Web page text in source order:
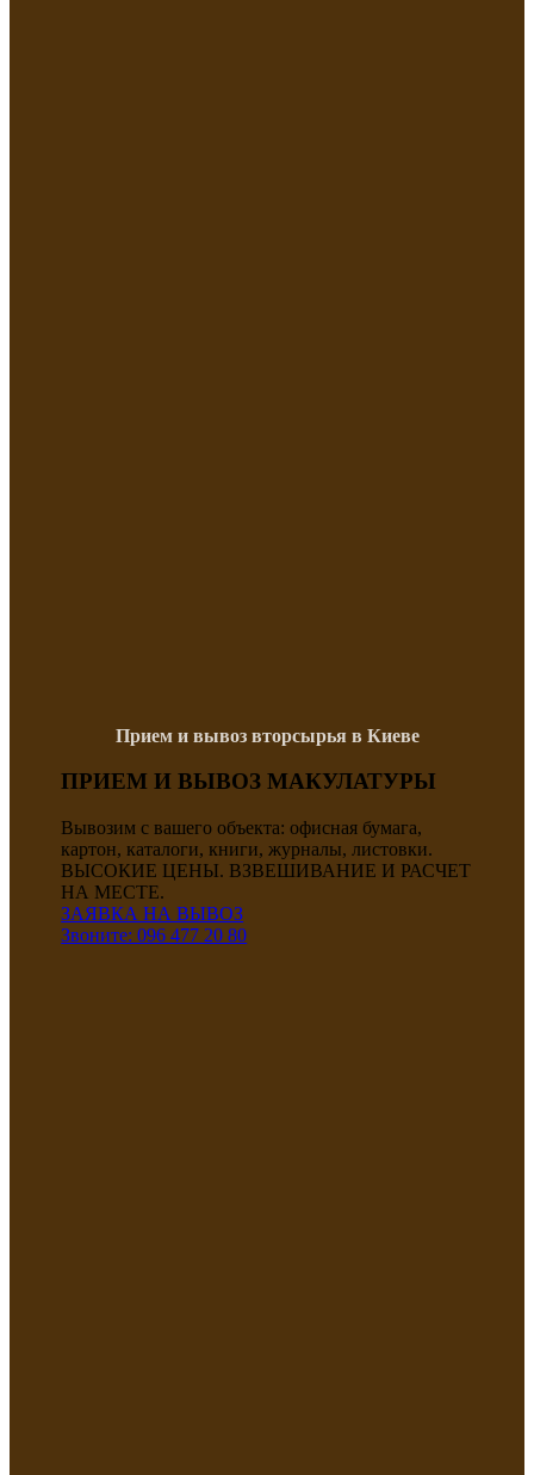
Прием и вывоз вторсырья в Киеве
ПРИЕМ И ВЫВОЗ МАКУЛАТУРЫ
Вывозим с вашего объекта: офисная бумага,
картон, каталоги, книги, журналы, листовки.
ВЫСОКИЕ ЦЕНЫ. ВЗВЕШИВАНИЕ И РАСЧЕТ
НА МЕСТЕ.
ЗАЯВКА НА ВЫВОЗ
Звоните: 096 477 20 80